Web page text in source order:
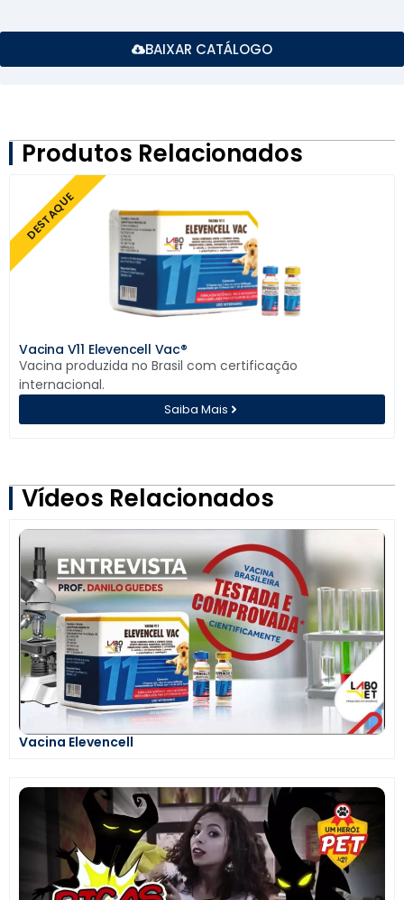
BAIXAR CATÁLOGO
Produtos Relacionados
DESTAQUE
Saiba Mais
Vacina V11 Elevencell Vac®
Vacina produzida no Brasil com certificação
internacional.
Vídeos Relacionados
Vacina Elevencell